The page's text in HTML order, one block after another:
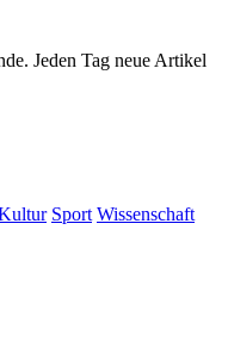
Jeden Tag neue Artikel
Sport Wissenschaft